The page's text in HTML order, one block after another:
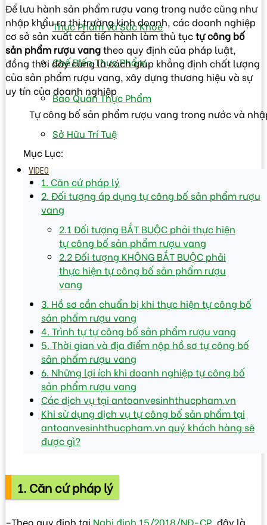
Thực Phẩm Và Sức Khỏe
Chế Biến Thực Phẩm
Bảo Quản Thực Phẩm
Sở Hữu Trí Tuệ
VIDEO
Để lưu hành sản phẩm rượu vang trong nước cũng như
nhập khẩu ra thị trường kinh doanh, các doanh nghiệp
cơ sở sản xuất cần tiến hành làm thủ tụctự công bố
sản phẩm rượu vangtheo quy định của pháp luật,
đồng thời đây cũng là cách giúp khẳng định chất lượng
của sản phẩm rượu vang, xây dựng thương hiệu và sự
uy tín của doanh nghiệp
Tự công bố sản phẩm rượu vang trong nước và
Mục Lục:
1. Căn cứ pháp lý
2. Đối tượng áp dụng tự công bố sản phẩm rượu
vang
2.1 Đối tượng BẮT BUỘC phải thực hiện
tự công bố sản phẩm rượu vang
2.2 Đối tượng KHÔNG BẮT BUỘC phải
thực hiện tự công bố sản phẩm rượu
vang
3. Hồ sơ cần chuẩn bị khi thực hiện tự công bố
sản phẩm rượu vang
4. Trình tự tự công bố sản phẩm rượu vang
5. Thời gian và địa điểm nộp hồ sơ tự công bố
sản phẩm rượu vang
6. Những lợi ích khi doanh nghiệp tự công bố
sản phẩm rượu vang
Các dịch vụ tại antoanvesinhthucpham.vn
Khi sử dụng dịch vụ tự công bố sản phẩm tại
antoanvesinhthucpham.vn quý khách hàng sẽ
được gì?
1. Căn cứ pháp lý
–Theo quy định tại Nghị định 15/2018/NĐ-CP, đây là